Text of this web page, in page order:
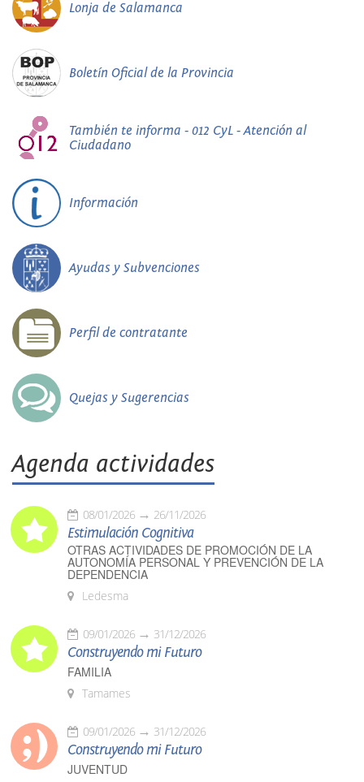
Lonja de Salamanca
Boletín Oficial de la Provincia
También te informa - 012 CyL - Atención al
Ciudadano
Información
Ayudas y Subvenciones
Perfil de contratante
Quejas y Sugerencias
Agenda actividades
08/01/2026 26/11/2026
Estimulación Cognitiva
OTRAS ACTIVIDADES DE PROMOCIÓN DE LA
AUTONOMÍA PERSONAL Y PREVENCIÓN DE LA
DEPENDENCIA
Ledesma
09/01/2026 31/12/2026
Construyendo mi Futuro
FAMILIA
Tamames
09/01/2026 31/12/2026
Construyendo mi Futuro
JUVENTUD